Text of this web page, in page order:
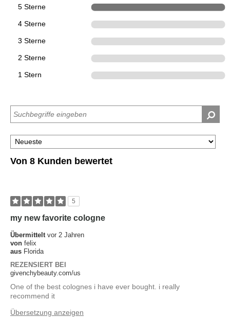
5 Sterne
4 Sterne
3 Sterne
2 Sterne
1 Stern
Von 8 Kunden bewertet
5
my new favorite cologne
Übermittelt vor 2 Jahren
von felix
aus Florida
REZENSIERT BEI
givenchybeauty.com/us
One of the best colognes i have ever bought. i really
recommend it
Übersetzung anzeigen